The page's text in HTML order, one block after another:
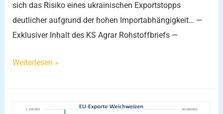
sich das Risiko eines ukrainischen Exportstopps
deutlicher aufgrund der hohen Importabhängigkeit… —
Exklusiver Inhalt des KS Agrar Rohstoffbriefs —
Weiterlesen »